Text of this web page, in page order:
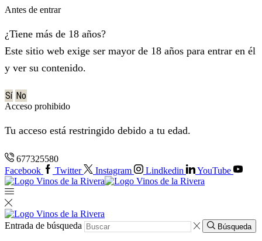
Antes de entrar
¿Tiene más de 18 años?
Este sitio web exige ser mayor de 18 años para entrar en él
y ver su contenido.
Sí No
Acceso prohibido
Tu acceso está restringido debido a tu edad.
677325580
Facebook
Twitter Instagram Lindkedin YouTube
Entrada de búsqueda Búsqueda